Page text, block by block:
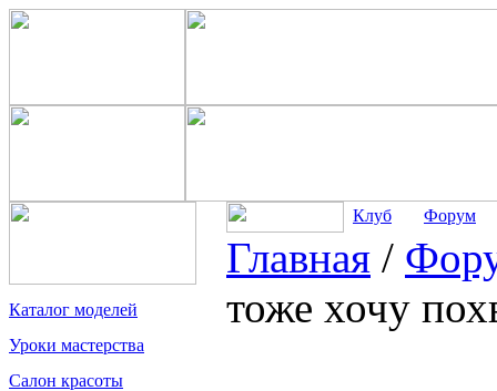
Каталог моделей
Уроки мастерства
Салон красоты
Клуб Форум
Главная /
тоже хочу